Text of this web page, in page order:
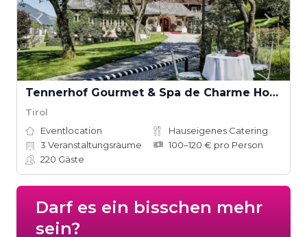
Tennerhof Gourmet & Spa de Charme Hotel
Tirol
Eventlocation
Hauseigenes Catering
3 Veranstaltungsräume
100–120 € pro Person
220 Gäste
Darf es ein bisschen mehr
sein?